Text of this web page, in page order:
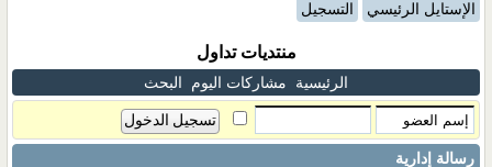
الإستايل الرئيسي التسجيل
منتديات تداول
الرئيسية مشاركات اليوم البحث
رسالة إدارية